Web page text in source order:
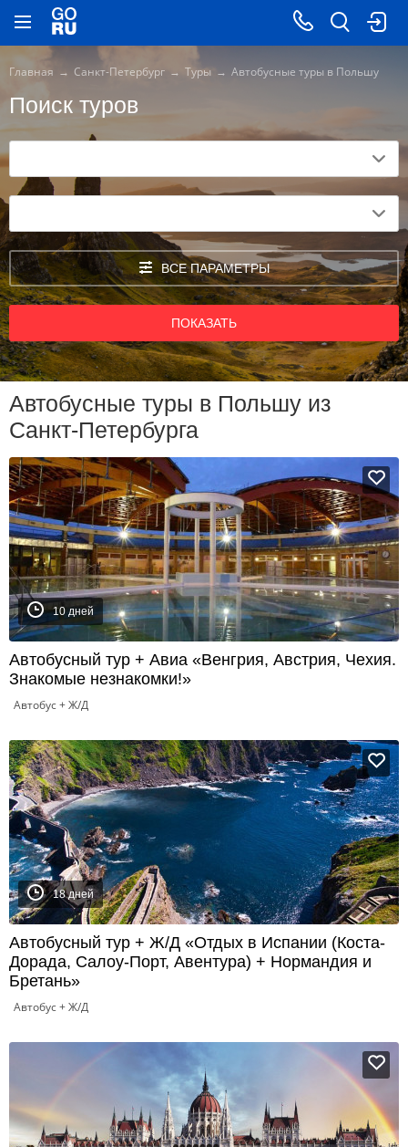
Главная Санкт-Петербург Туры Автобусные туры в Польшу
Поиск туров
ВСЕ ПАРАМЕТРЫ
ПОКАЗАТЬ
Автобусные туры в Польшу из
Санкт-Петербурга
10 дней
Автобусный тур + Авиа «Венгрия, Австрия, Чехия.
Знакомые незнакомки!»
Автобус + Ж/Д
18 дней
Автобусный тур + Ж/Д «Отдых в Испании (Коста-
Дорада, Салоу-Порт, Авентура) + Нормандия и
Бретань»
Автобус + Ж/Д